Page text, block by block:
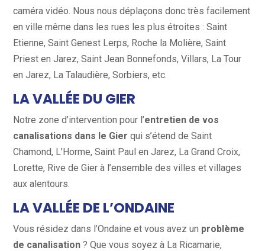
caméra vidéo. Nous nous déplaçons donc très facilement
en ville même dans les rues les plus étroites : Saint
Etienne, Saint Genest Lerps, Roche la Molière, Saint
Priest en Jarez, Saint Jean Bonnefonds, Villars, La Tour
en Jarez, La Talaudière, Sorbiers, etc.
LA VALLÉE DU GIER
Notre zone d’intervention pour l’entretien de vos
canalisations dans le Gierqui s’étend de Saint
Chamond, L’Horme, Saint Paul en Jarez, La Grand Croix,
Lorette, Rive de Gier à l’ensemble des villes et villages
aux alentours.
LA VALLÉE DE L’ONDAINE
Vous résidez dans l’Ondaine et vous avez un problème
de canalisation ? Que vous soyez à La Ricamarie,